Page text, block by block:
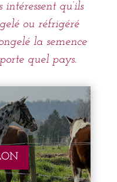
qu’ils
ou réfrigéré
la semence
quel pays.